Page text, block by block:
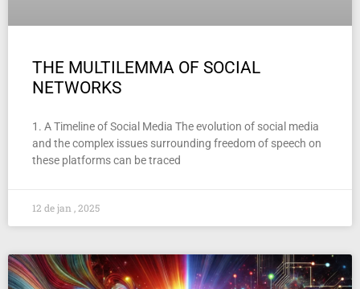
THE MULTILEMMA OF SOCIAL
NETWORKS
1. A Timeline of Social Media The evolution of social media
and the complex issues surrounding freedom of speech on
these platforms can be traced
12 de jan , 2025